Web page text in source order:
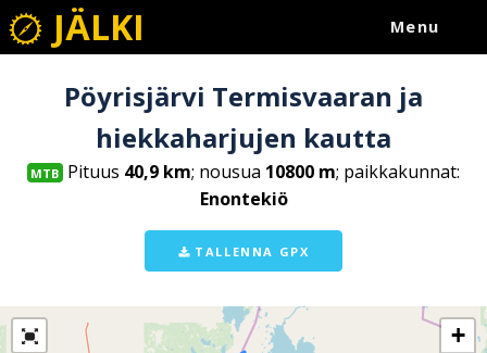
JÄLKI Menu
Pöyrisjärvi Termisvaaran ja
hiekkaharjujen kautta
MTB Pituus 40,9 km; nousua 10800 m; paikkakunnat:
Enontekiö
TALLENNA GPX
+